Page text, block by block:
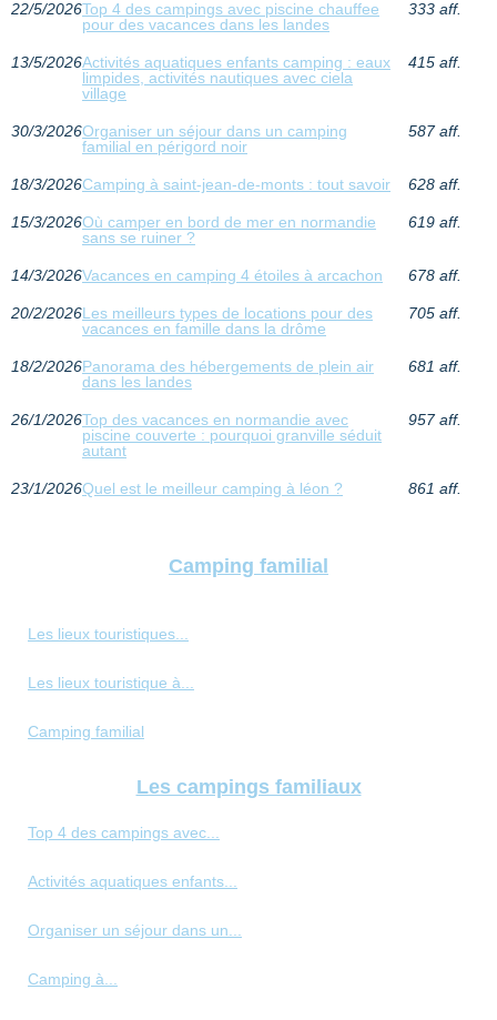
22/5/2026Top 4 des campings avec piscine chauffee
pour des vacances dans les landes
333 aff.
13/5/2026Activités aquatiques enfants camping : eaux
limpides, activités nautiques avec ciela
village
415 aff.
30/3/2026Organiser un séjour dans un camping
familial en périgord noir
587 aff.
18/3/2026Camping à saint-jean-de-monts : tout savoir 628 aff.
15/3/2026Où camper en bord de mer en normandie
sans se ruiner ?
619 aff.
14/3/2026Vacances en camping 4 étoiles à arcachon 678 aff.
20/2/2026Les meilleurs types de locations pour des
vacances en famille dans la drôme
705 aff.
18/2/2026Panorama des hébergements de plein air
dans les landes
681 aff.
26/1/2026Top des vacances en normandie avec
piscine couverte : pourquoi granville séduit
autant
957 aff.
23/1/2026Quel est le meilleur camping à léon ? 861 aff.
Camping familial
Les lieux touristiques...
Les lieux touristique à...
Camping familial
Les campings familiaux
Top 4 des campings avec...
Activités aquatiques enfants...
Organiser un séjour dans un...
Camping à...